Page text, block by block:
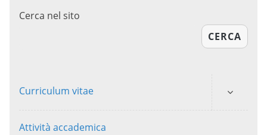
Cerca nel sito
CERCA
Curriculum vitae
Attività accademica